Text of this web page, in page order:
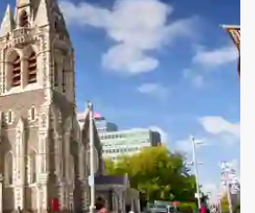
Waiheke med bølgende
vine, inden rejsen afrundes i
og naturskønne omgivelser
kontraster, store indtryk og
vender du hjem med kufferten